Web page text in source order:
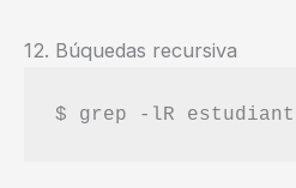
12. Búquedas recursiva